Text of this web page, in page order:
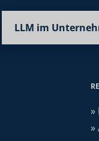
LLM im
»
»